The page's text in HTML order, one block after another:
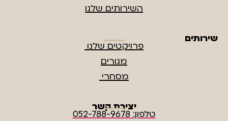
השירותים שלנו
שירותים
פרויקטים שלנו
מגורים
מסחרי
יצירת קשר
טלפון: 052-788-9678